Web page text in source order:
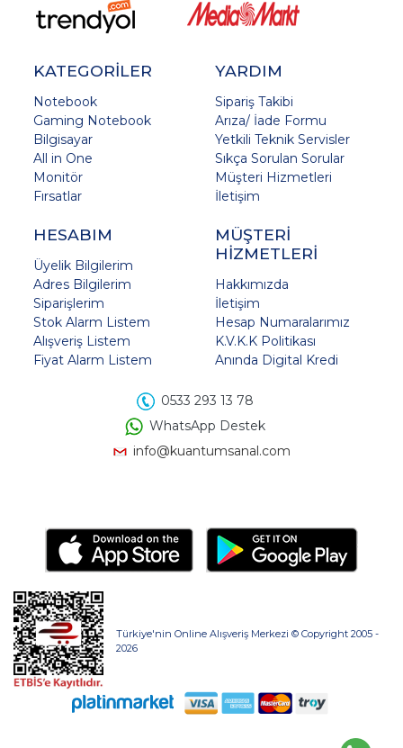
KATEGORİLER
Notebook
Gaming Notebook
Bilgisayar
All in One
Monitör
Fırsatlar
YARDIM
Sipariş Takibi
Arıza/ İade Formu
Yetkili Teknik Servisler
Sıkça Sorulan Sorular
Müşteri Hizmetleri
İletişim
HESABIM
Üyelik Bilgilerim
Adres Bilgilerim
Siparişlerim
Stok Alarm Listem
Alışveriş Listem
Fiyat Alarm Listem
MÜŞTERİ
HİZMETLERİ
Hakkımızda
İletişim
Hesap Numaralarımız
K.V.K.K Politikası
Anında Digital Kredi
0533 293 13 78
WhatsApp Destek
info@kuantumsanal.com
Türkiye'nin Online Alışveriş Merkezi © Copyright 2005 -
2026